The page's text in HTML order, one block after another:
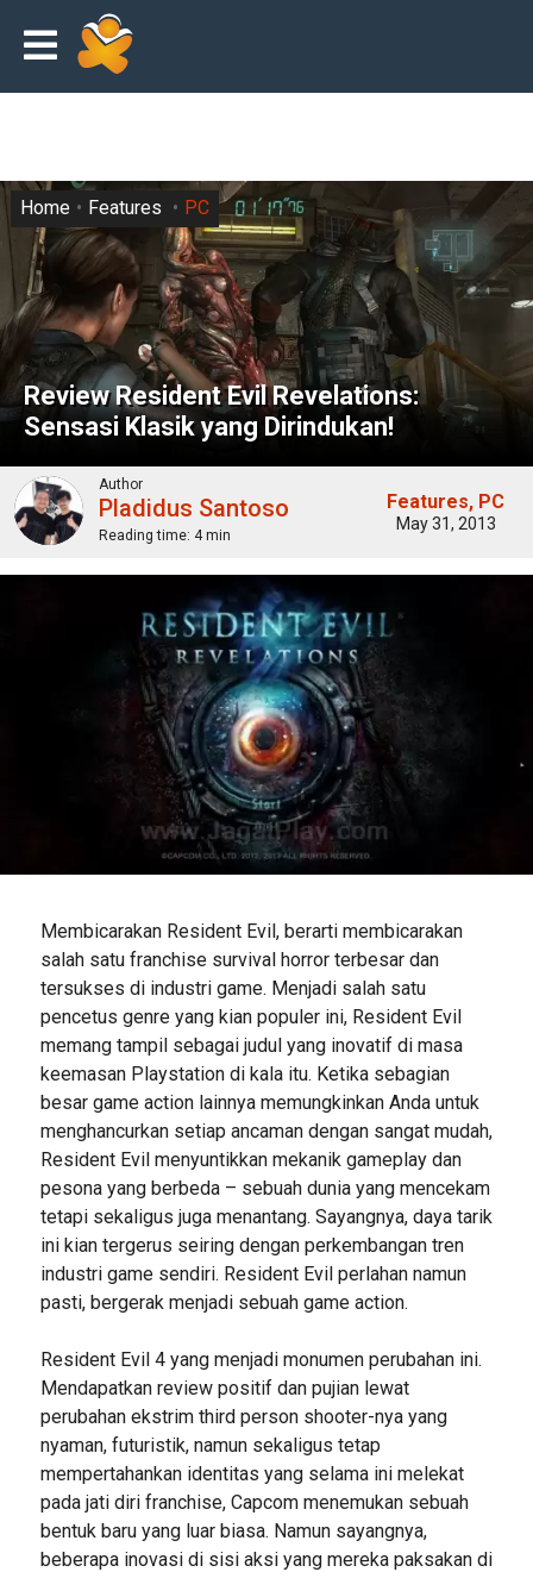
Review Resident Evil Revelations:
Sensasi Klasik yang Dirindukan!
Home Features PC
Author
Pladidus Santoso
Reading time: 4 min
Features PC
May 31, 2013
Membicarakan Resident Evil, berarti membicarakan
salah satu franchise survival horror terbesar dan
tersukses di industri game. Menjadi salah satu
pencetus genre yang kian populer ini, Resident Evil
memang tampil sebagai judul yang inovatif di masa
keemasan Playstation di kala itu. Ketika sebagian
besar game action lainnya memungkinkan Anda untuk
menghancurkan setiap ancaman dengan sangat mudah,
Resident Evil menyuntikkan mekanik gameplay dan
pesona yang berbeda – sebuah dunia yang mencekam
tetapi sekaligus juga menantang. Sayangnya, daya tarik
ini kian tergerus seiring dengan perkembangan tren
industri game sendiri. Resident Evil perlahan namun
pasti, bergerak menjadi sebuah game action.
Resident Evil 4 yang menjadi monumen perubahan ini.
Mendapatkan review positif dan pujian lewat
perubahan ekstrim third person shooter-nya yang
nyaman, futuristik, namun sekaligus tetap
mempertahankan identitas yang selama ini melekat
pada jati diri franchise, Capcom menemukan sebuah
bentuk baru yang luar biasa. Namun sayangnya,
beberapa inovasi di sisi aksi yang mereka paksakan di